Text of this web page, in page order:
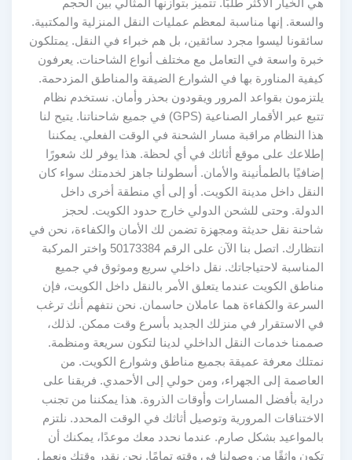
هي الخيار الأكثر طلبًا. تتميز بتوازنها المثالي بين الحجم
والسعة. إنها مناسبة لمعظم عمليات النقل المنزلية والمكتبية.
سائقونا ليسوا مجرد سائقين، بل هم خبراء في النقل. يمتلكون
خبرة واسعة في التعامل مع مختلف أنواع الشاحنات. يعرفون
كيفية المناورة بها في الشوارع الضيقة والمناطق المزدحمة.
يلتزمون بقواعد المرور ويقودون بحذر وأمان. نستخدم نظام
تتبع عبر الأقمار الصناعية (GPS) في جميع شاحناتنا. يتيح لنا
هذا النظام مراقبة مسار الشحنة في الوقت الفعلي. يمكننا
إطلاعك على موقع أثاثك في أي لحظة. هذا يوفر لك شعورًا
إضافيًا بالطمأنينة والأمان. أسطولنا جاهز لخدمتك سواء كان
النقل داخل مدينة الكويت. أو إلى أي منطقة أخرى داخل
الدولة. وحتى للشحن الدولي خارج حدود الكويت. لحجز
شاحنة نقل حديثة ومجهزة تضمن لك الأمان والكفاءة، نحن في
انتظارك. اتصل بنا الآن على الرقم 50173384 واختر المركبة
المناسبة لاحتياجاتك. نقل داخلي سريع وموثوق في جميع
مناطق الكويت عندما يتعلق الأمر بالنقل داخل الكويت، فإن
السرعة والكفاءة هما عاملان حاسمان. نحن نتفهم أنك ترغب
في الاستقرار في منزلك الجديد بأسرع وقت ممكن. لذلك،
صممنا خدمات النقل الداخلي لدينا لتكون سريعة ومنظمة.
نمتلك معرفة عميقة بجميع مناطق وشوارع الكويت. من
العاصمة إلى الجهراء، ومن حولي إلى الأحمدي. فريقنا على
دراية بأفضل المسارات وأوقات الذروة. هذا يمكننا من تجنب
الاختناقات المرورية وتوصيل أثاثك في الوقت المحدد. نلتزم
بالمواعيد بشكل صارم. عندما نحدد معك موعدًا، يمكنك أن
تكون واثقًا من وصولنا في وقته تمامًا. نحن نقدر وقتك ونعمل